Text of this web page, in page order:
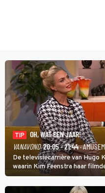
TIP
OH, WAT EEN JAAR!
VANAVOND 20:05 - 21:44·
De televisiecarrière van Hugo
waarin Kim Feenstra haar
Oh, Wat een Jaar! wordt
jaar waarin ze allebei